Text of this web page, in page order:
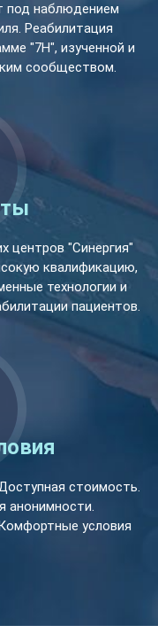
под наблюдением
Реабилитация
"7Н", изученной и
сообществом.
центров "Синергия"
квалификацию,
технологии и
пациентов.
стоимость.
анонимности.
условия